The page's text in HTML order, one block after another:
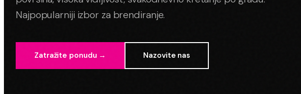
Najpopularniji izbor za brendiranje.
Zatražite ponudu → Nazovite nas